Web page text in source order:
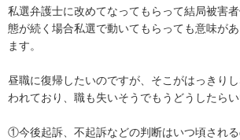
私選弁護士に改めてなってもらって結局被害
態が続く場合私選で動いてもらっても意味が
ます。
昼職に復帰したいのですが、そこがはっきり
われており、職も失いそうでもうどうしたら
①今後起訴、不起訴などの判断はいつ頃される